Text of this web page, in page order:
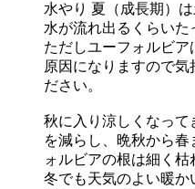
水やり 夏（成長期）
水が流れ出るくらいた
ただしユーフォルビ
原因になりますので気
ださい。
秋に入り涼しくなっ
を減らし、晩秋から
ォルビアの根は細く
冬でも天気のよい暖か